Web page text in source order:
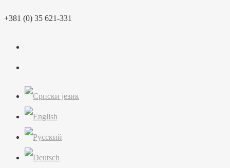
to
+381 (0) 35 621-331